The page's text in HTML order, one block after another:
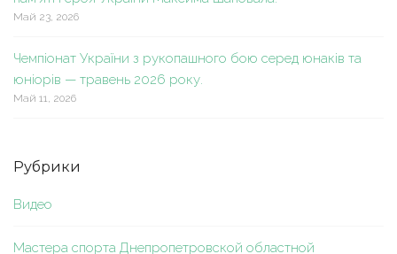
Май 23, 2026
Чемпіонат України з рукопашного бою серед юнаків та
юніорів — травень 2026 року.
Май 11, 2026
Рубрики
Видео
Мастера спорта Днепропетровской областной